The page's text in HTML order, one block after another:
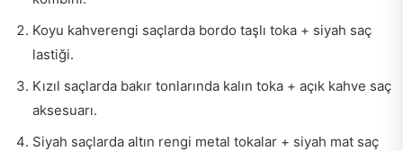
Koyu kahverengi saçlarda bordo taşlı toka + siyah saç
lastiği.
Kızıl saçlarda bakır tonlarında kalın toka + açık kahve saç
aksesuarı.
Siyah saçlarda altın rengi metal tokalar + siyah mat saç